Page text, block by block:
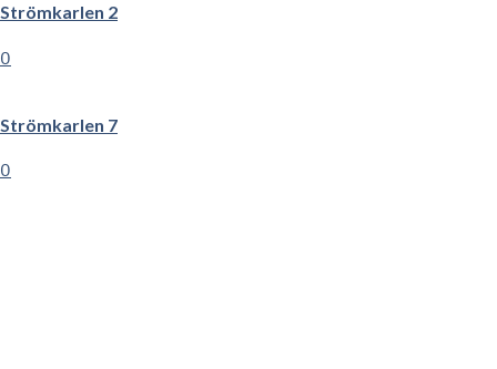
Strömkarlen 2
0
Strömkarlen 7
0